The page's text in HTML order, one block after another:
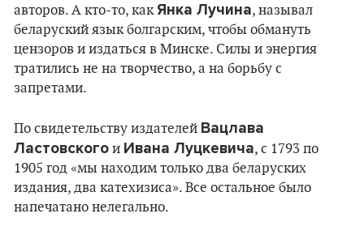
авторов. А кто-то, как Янка Лучина, называл
беларуский язык болгарским, чтобы обмануть
цензоров и издаться в Минске. Силы и энергия
тратились не на творчество, а на борьбу с
запретами.
По свидетельству издателей Вацлава
Ластовского и Ивана Луцкевича, с 1793 по
1905 год «мы находим только два беларуских
издания, два катехизиса». Все остальное было
напечатано нелегально.